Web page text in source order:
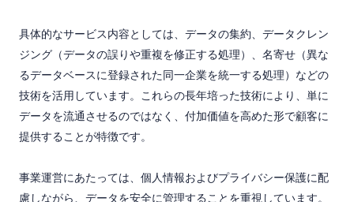
具体的なサービス内容としては、データの集約、データクレン
ジング（データの誤りや重複を修正する処理）、名寄せ（異な
るデータベースに登録された同一企業を統一する処理）などの
技術を活用しています。これらの長年培った技術により、単に
データを流通させるのではなく、付加価値を高めた形で顧客に
提供することが特徴です。
事業運営にあたっては、個人情報およびプライバシー保護に配
慮しながら、データを安全に管理することを重視しています。